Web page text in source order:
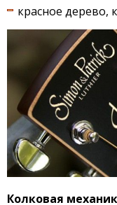
красное дерево,
Колковая